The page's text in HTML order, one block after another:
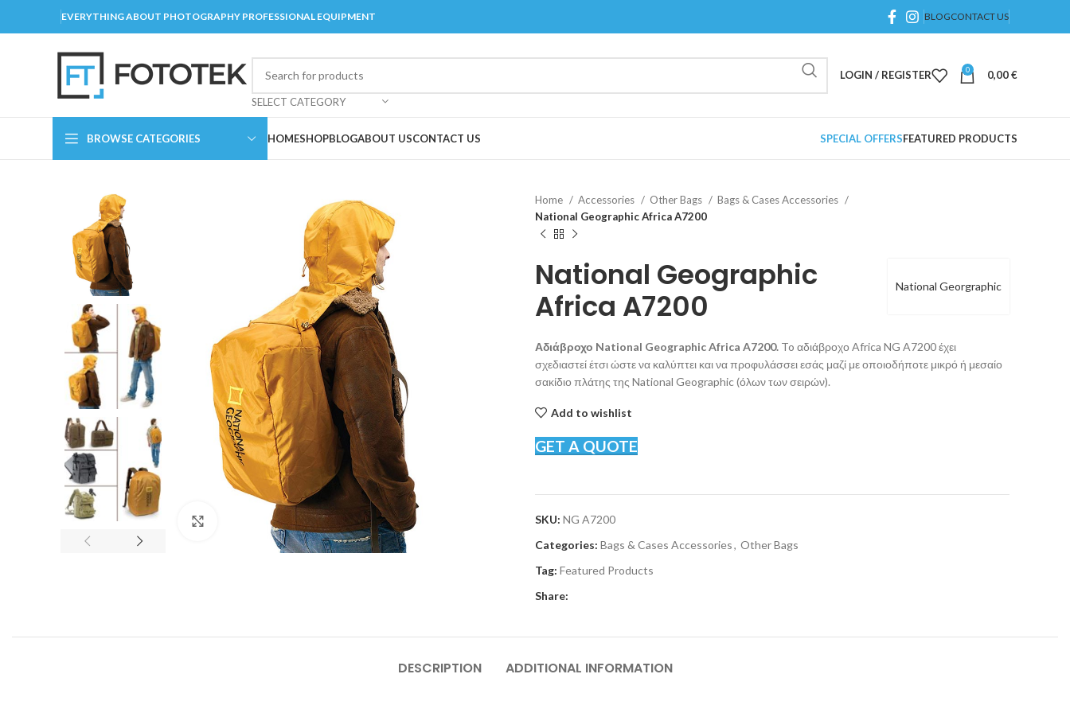
EVERYTHING ABOUT PHOTOGRAPHY PROFESSIONAL EQUIPMENT BLOGCONTACT US
SELECT CATEGORY
LOGIN / REGISTER 0 0,00€
BROWSE CATEGORIES HOMESHOPBLOGABOUT USCONTACT US SPECIAL OFFERSFEATURED PRODUCTS
Click to enlarge
Home Accessories Other Bags
Bags & Cases Accessories
National Geographic Africa A7200
National Georgraphic
National Geographic
Africa A7200
Αδιάβροχο National Geographic Africa A7200. To αδιάβροχο Africa NG A7200 έχει
σχεδιαστεί έτσι ώστε να καλύπτει και να προφυλάσσει εσάς μαζί με οποιοδήποτε μικρό ή μεσαίο
σακίδιο πλάτης της National Geographic (όλων των σειρών).
Add to wishlist
GET A QUOTE
SKU: NG A7200
Categories: Bags & Cases Accessories, Other Bags
Tag: Featured Products
Share:
DESCRIPTION ADDITIONAL INFORMATION